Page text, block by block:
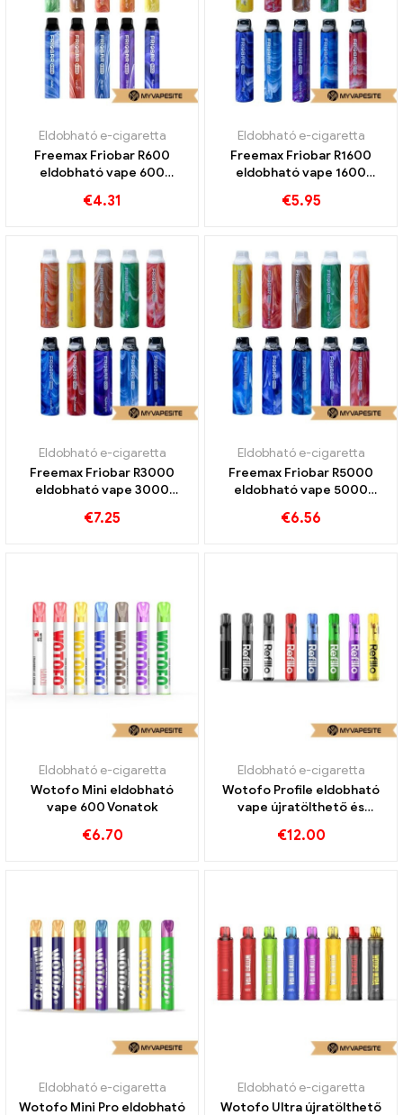
Eldobható e-cigaretta
Freemax Friobar R600
eldobható vape 600
€4.31
Eldobható e-cigaretta
Freemax Friobar R1600
eldobható vape 1600
€5.95
Eldobható e-cigaretta
Freemax Friobar R3000
eldobható vape 3000
€7.25
Eldobható e-cigaretta
Freemax Friobar R5000
eldobható vape 5000
€6.56
Eldobható e-cigaretta
Wotofo Mini eldobható
vape 600 Vonatok
€6.70
Eldobható e-cigaretta
Wotofo Profile eldobható
vape újratölthető és
€12.00
Eldobható e-cigaretta
Wotofo Mini Pro eldobható
Eldobható e-cigaretta
Wotofo Ultra újratölthető